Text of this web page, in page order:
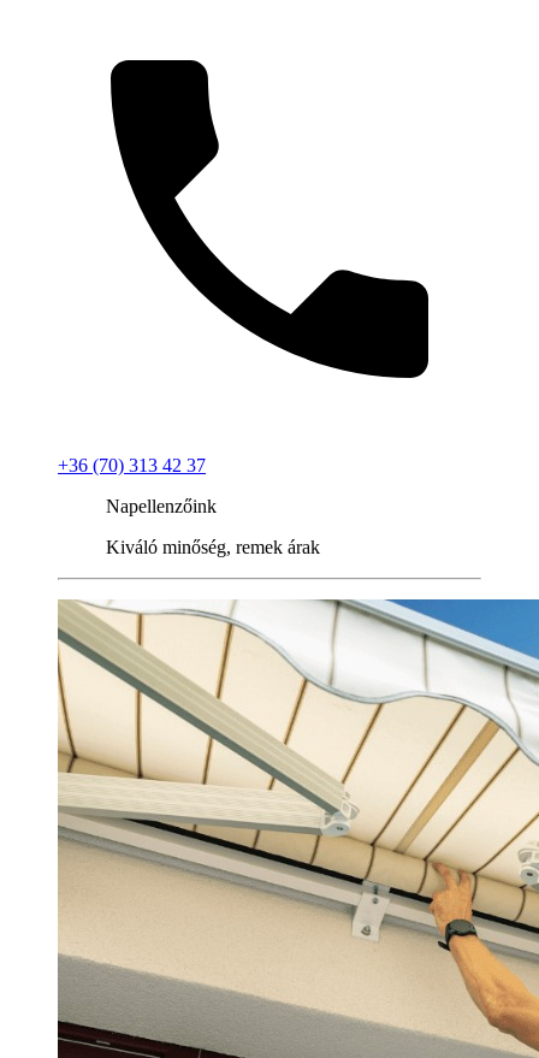
+36 (70) 313 42 37
Napellenzőink
Kiváló minőség, remek árak